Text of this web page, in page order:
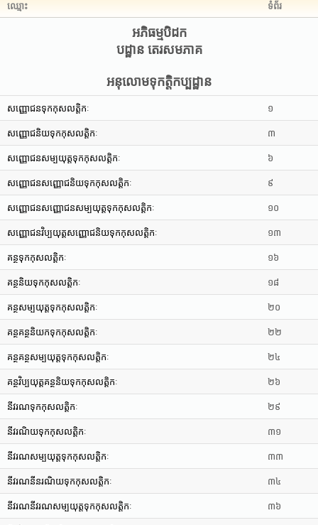
ឈ្មោះ ទំព័រ
អភិធម្មបិដក
បដ្ឋាន តេរសមភាគ
អនុលោមទុកត្តិកប្បដ្ឋាន
សញ្ញោជនទុកកុសលត្តិកៈ ១
សញ្ញោជនិយទុកកុសលត្តិកៈ ៣
សញ្ញោជនសម្បយុត្តទុកកុសលត្តិកៈ ៦
សញ្ញោជនសញ្ញោជនិយទុកកុសលត្តិកៈ ៩
សញ្ញោជនសញ្ញោជនសម្បយុត្តទុកកុសលត្តិកៈ ១០
សញ្ញោជនវិប្បយុត្តសញ្ញោជនិយទុកកុសលត្តិកៈ ១៣
គន្ថទុកកុសលត្តិកៈ ១៦
គន្ថនិយទុកកុសលត្តិកៈ ១៨
គន្ថសម្បយុត្តទុកកុសលត្តិកៈ ២០
គន្ថគន្ថនិយកទុកកុសលត្តិកៈ ២២
គន្ថគន្ថសម្បយុត្តទុកកុសលត្តិកៈ ២៤
គន្ថវិប្បយុត្តគន្ថនិយទុកកុសលត្តិកៈ ២៦
នីវរណទុកកុសលត្តិកៈ ២៩
នីវរណិយទុកកុសលត្តិកៈ ៣១
នីវរណសម្បយុត្តទុកកុសលត្តិកៈ ៣៣
នីវរណនីនរណិយទុកកុសលត្តិកៈ ៣៤
នីវរណនីវរណសម្បយុត្តទុកកុសលត្តិកៈ ៣៦